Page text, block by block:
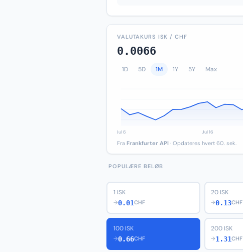
VALUTAKURS ISK / CHF
0.0066
1D 5D 1M 1Y 5Y Max
Fra Frankfurter API · Opdateres hvert 60. sek.
POPULÆRE BELØB
1 ISK
→0.01CHF
20 ISK
→0.13CHF
100 ISK
→0.66CHF
200 ISK
→1.31CHF